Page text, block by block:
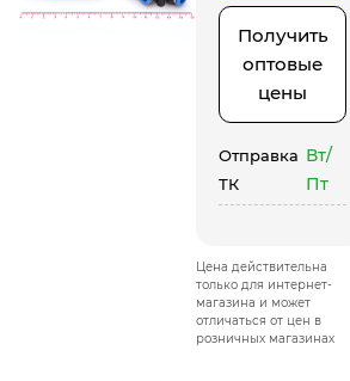
Получить
оптовые
цены
Отправка
ТК
Вт/
Пт
Цена действительна
только для интернет-
магазина и может
отличаться от цен в
розничных магазинах